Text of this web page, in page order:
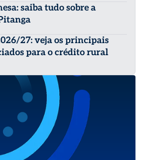
saiba tudo sobre a
27: veja os principais
para o crédito rural